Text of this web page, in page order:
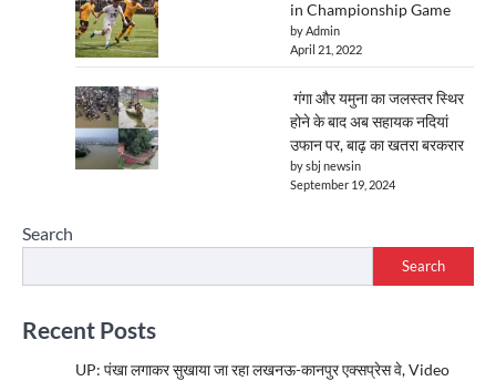
in Championship Game
by Admin
April 21, 2022
गंगा और यमुना का जलस्तर स्थिर
होने के बाद अब सहायक नदियां
उफान पर, बाढ़ का खतरा बरकरार
by sbj newsin
September 19, 2024
Search
Search
Recent Posts
UP: पंखा लगाकर सुखाया जा रहा लखनऊ-कानपुर एक्सप्रेस वे, Video